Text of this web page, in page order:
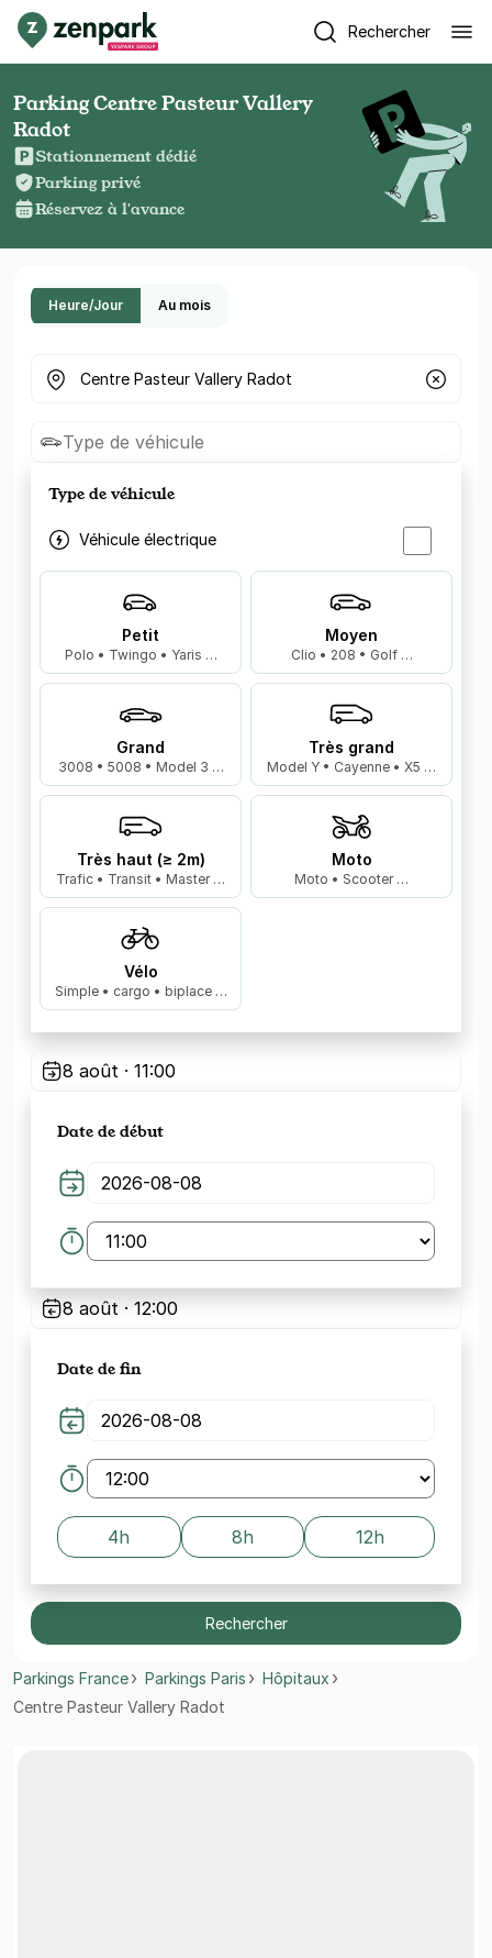
Rechercher
Parking Centre Pasteur Vallery
Radot
Stationnement dédié
Parking privé
Réservez à l'avance
Heure/Jour Au mois
Où cherchez-vous un parking ?
Type de véhicule
Type de véhicule
Véhicule électrique
Petit
Polo • Twingo • Yaris …
Moyen
Clio • 208 • Golf …
Grand
3008 • 5008 • Model 3 …
Très grand
Model Y • Cayenne • X5 …
Très haut (≥ 2m)
Trafic • Transit • Master …
Moto
Moto • Scooter …
Vélo
Simple • cargo • biplace …
8 août · 11:00
Date de début
8 août · 12:00
Date de fin
4h 8h 12h
Rechercher
Parkings France Parkings Paris
Hôpitaux
Centre Pasteur Vallery Radot